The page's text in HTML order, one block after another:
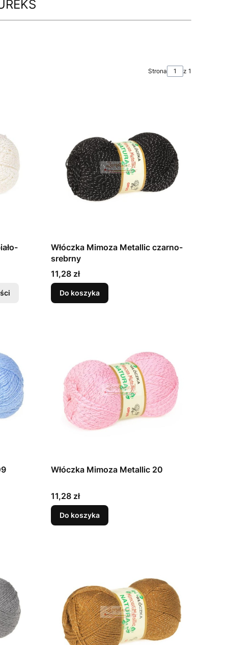
Strona z 1
Włóczka Mimoza Metallic czarno-
srebrny
Cena
11,28 zł
Do koszyka
Włóczka Mimoza Metallic 20
Cena
11,28 zł
Do koszyka